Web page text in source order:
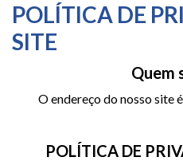
POLÍTICA DE
SITE
Quem
O endereço do nosso site
POLÍTICA DE